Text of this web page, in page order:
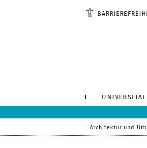
UNIVERSITÄT
Architektur und